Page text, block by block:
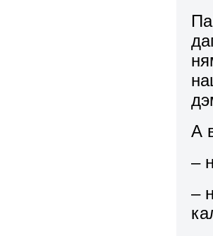
А
–
–